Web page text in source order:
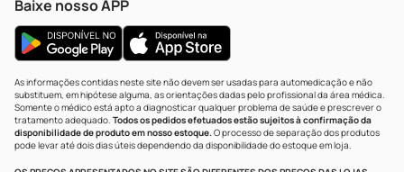
Baixe nosso APP
As informações contidas neste site não devem ser usadas para automedicação e não
substituem, em hipótese alguma, as orientações dadas pelo profissional da área médica.
Somente o médico está apto a diagnosticar qualquer problema de saúde e prescrever o
tratamento adequado. Todos os pedidos efetuados estão sujeitos à confirmação da
disponibilidade de produto em nosso estoque.O processo de separação dos produtos
pode levar até dois dias úteis dependendo da disponibilidade do estoque em loja.